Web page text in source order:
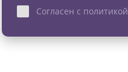
Согласен с политикой